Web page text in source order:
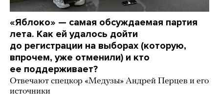
«Яблоко» — самая обсуждаемая партия
лета. Как ей удалось дойти
до регистрации на выборах (которую,
впрочем, уже отменили) и кто
ее поддерживает?
Отвечают спецкор «Медузы» Андрей Перцев и его
источники